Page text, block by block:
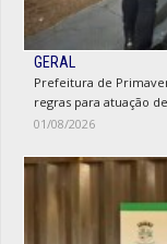
GERAL
Prefeitura de
regras para atuação
01/08/2026